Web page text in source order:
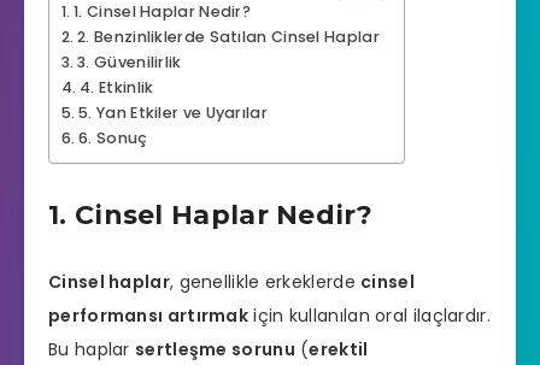
1. Cinsel Haplar Nedir?
2. Benzinliklerde Satılan Cinsel Haplar
3. Güvenilirlik
4. Etkinlik
5. Yan Etkiler ve Uyarılar
6. Sonuç
1. Cinsel Haplar Nedir?
Cinsel haplar, genellikle erkeklerde cinsel
performansı artırmak için kullanılan oral ilaçlardır.
Bu haplar sertleşme sorunu (erektil